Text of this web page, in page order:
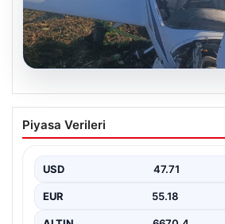
Uçak sert iniş yaptı: Pilot
Piyasa Verileri
USD 47.71
EUR 55.18